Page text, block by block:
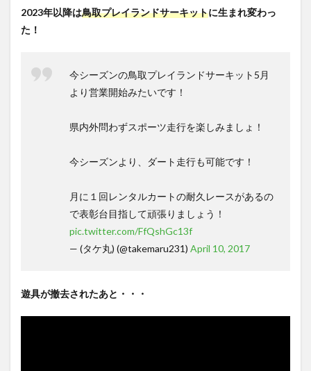
2023年以降は鳥取プレイランドサーキットに生まれ変わっ
た！
今シーズンの鳥取プレイランドサーキット5月
より営業開始みたいです！
県内外問わずスポーツ走行を楽しみましょ！
今シーズンより、ダート走行も可能です！
月に１回レンタルカートの耐久レースがあるの
で表彰台目指して頑張りましょう！
pic.twitter.com/FfQshGc13f
— (タケ丸) (@takemaru231) April 10, 2017
遊具が撤去されたあと・・・